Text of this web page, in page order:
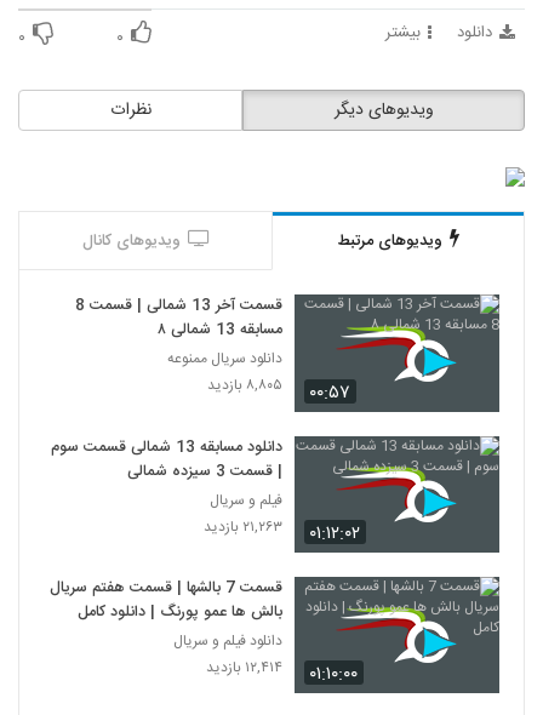
دانلود بیشتر ۰ ۰
نظرات ویدیوهای دیگر
ویدیوهای مرتبط ویدیوهای کانال
۰۰:۵۷
قسمت آخر 13 شمالی | قسمت 8
مسابقه 13 شمالی ۸
دانلود سریال ممنوعه
۸,۸۰۵ بازدید
۰۱:۱۲:۰۲
دانلود مسابقه 13 شمالی قسمت سوم
| قسمت 3 سیزده شمالی
فیلم و سریال
۲۱,۲۶۳ بازدید
۰۱:۱۰:۰۰
قسمت 7 بالشها | قسمت هفتم سریال
بالش ها عمو پورنگ | دانلود کامل
دانلود فیلم و سریال
۱۲,۴۱۴ بازدید